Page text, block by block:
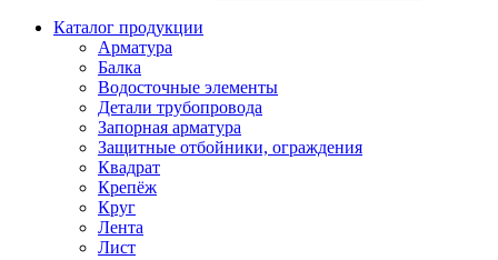
Каталог продукции
Арматура
Балка
Водосточные элементы
Детали трубопровода
Запорная арматура
Защитные отбойники, ограждения
Квадрат
Крепёж
Круг
Лента
Лист